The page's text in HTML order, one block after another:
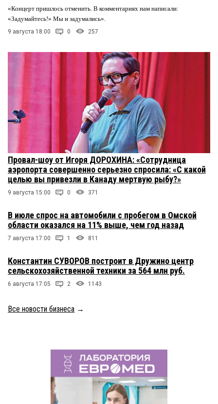
«Концерт пришлось отменить. В комментариях нам написали:
«Задумайтесь!» Мы и задумались».
9 августа 18:00 0 257
Провал-шоу от Игоря ДОРОХИНА: «Сотрудница
аэропорта совершенно серьезно спросила: «С какой
целью вы привезли в Канаду мертвую рыбу?»
9 августа 15:00 0 371
В июле спрос на автомобили с пробегом в Омской
области оказался на 11% выше, чем год назад
7 августа 17:00 1 811
Константин СУВОРОВ построит в Дружино центр
сельскохозяйственной техники за 564 млн руб.
6 августа 17:05 2 1143
Все новости бизнеса →